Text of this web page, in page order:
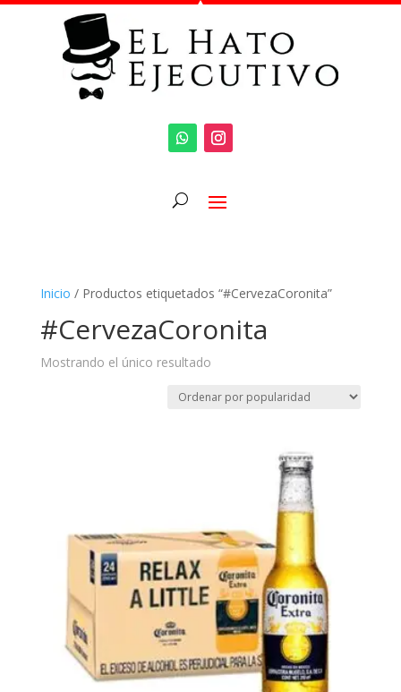
Inicio / Productos etiquetados “#CervezaCoronita”
#CervezaCoronita
Mostrando el único resultado